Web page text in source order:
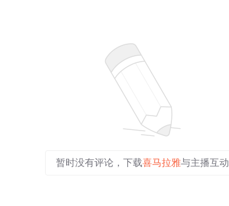
暂时没有评论，下载喜马拉雅与主播互动